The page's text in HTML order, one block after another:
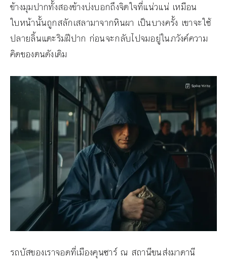
ข้างมุมปากทั้งสองข้างบ่งบอกถึงจิตใจที่แน่วแน่ เหมือน
ใบหน้านั้นถูกสลักเสลามาจากหินผา เป็นบางครั้ง เขาจะใช้
ปลายลิ้นแตะริมฝีปาก ก่อนจะกลับไปจมอยู่ในภวังค์ความ
คิดของตนดังเดิม
รถบัสของเราจอดที่เมืองคุนซาร์ ณ สถานีขนส่งมาดานี